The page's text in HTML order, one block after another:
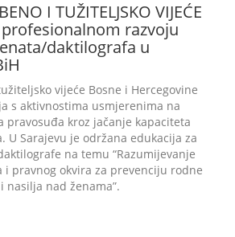
I TUŽITELJSKO VIJEĆE
razvoju
daktilografa u
vijeće Bosne i Hercegovine
s aktivnostima usmjerenima na
pravosuđa kroz jačanje kapaciteta
U Sarajevu je održana edukacija za
na temu “Razumijevanje
i pravnog okvira za prevenciju rodne
nasilja nad ženama”.